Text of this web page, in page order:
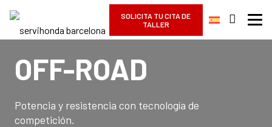
SOLICITA TU CITA DE
TALLER
OFF-ROAD
Potencia y resistencia con tecnología de
competición.